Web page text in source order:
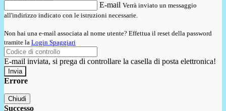
E-mail Verrà inviato un messaggio
all'indirizzo indicato con le istruzioni necessarie.
Non hai una e-mail associata al nome utente? Effettua il reset della password
tramite la Login Spaggiari
E-mail inviata, si prega di controllare la casella di posta elettronica!
Errore
Chiudi
Successo